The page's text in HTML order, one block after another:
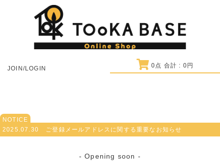
JOIN/LOGIN 0 点 合計 : 0円
NOTICE
2025.07.30
ご登録メールアドレスに関する重要なお知らせ
- Opening soon -